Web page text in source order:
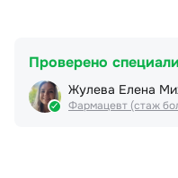
Проверено
Жулева Елена
Фармацевт (стаж